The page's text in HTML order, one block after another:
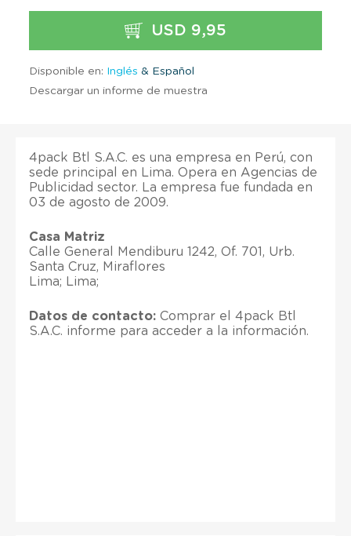
USD 9,95
Disponible en: Inglés & Español
Descargar un informe de muestra
4pack Btl S.A.C. es una empresa en Perú, con
sede principal en Lima. Opera en Agencias de
Publicidad sector. La empresa fue fundada en
03 de agosto de 2009.
Casa Matriz
Calle General Mendiburu 1242, Of. 701, Urb.
Santa Cruz, Miraflores
Lima; Lima;
Datos de contacto: Comprar el 4pack Btl
S.A.C. informe para acceder a la información.